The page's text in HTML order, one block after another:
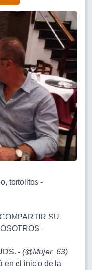
tortolitos -
SU
-
- (@Mujer_63)
en el inicio de la